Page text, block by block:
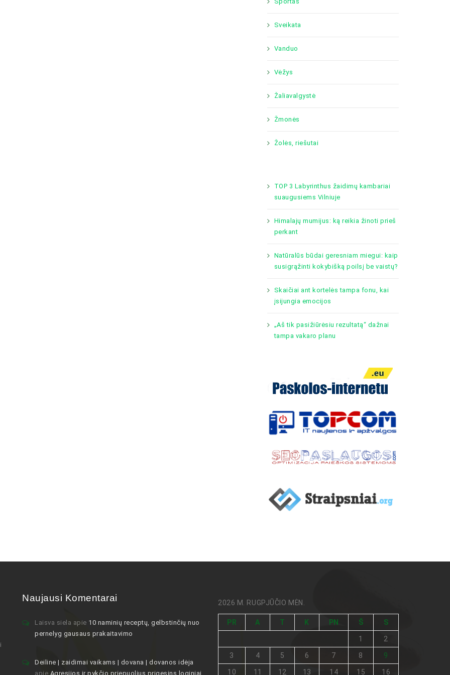
Sveikata
Vanduo
Vėžys
Žaliavalgystė
Žmonės
Žolės, riešutai
TOP 3 Labyrinthus žaidimų kambariai
suaugusiems Vilniuje
Himalajų mumijus: ką reikia žinoti prieš
perkant
Natūralūs būdai geresniam miegui: kaip
susigrąžinti kokybišką poilsį be vaistų?
Skaičiai ant kortelės tampa fonu, kai
įsijungia emocijos
„Aš tik pasižiūrėsiu rezultatą“ dažnai
tampa vakaro planu
Naujausi Komentarai
Laisva siela apie 10 naminių receptų, gelbstinčių nuo
pernelyg gausaus prakaitavimo
Deiline | zaidimai vaikams | dovana | dovanos idėja
apie Agresijos ir pykčio priepuolius prigesins loginiai
2026 M. RUGPJŪČIO MĖN.
PR A T K PN Š S
1 2
3 4 5 6 7 8 9
10 11 12 13 14 15 16